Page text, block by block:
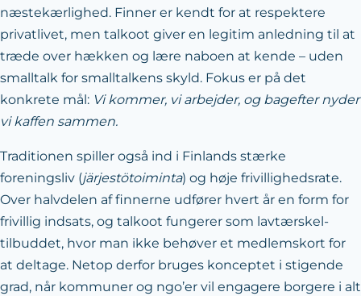
næstekærlighed. Finner er kendt for at respektere
privatlivet, men talkoot giver en legitim anledning til at
træde over hækken og lære naboen at kende – uden
smalltalk for smalltalkens skyld. Fokus er på det
konkrete mål: Vi kommer, vi arbejder, og bagefter nyder
vi kaffen sammen.
Traditionen spiller også ind i Finlands stærke
foreningsliv (järjestötoiminta) og høje frivillighedsrate.
Over halvdelen af finnerne udfører hvert år en form for
frivillig indsats, og talkoot fungerer som lavtærskel‐
tilbuddet, hvor man ikke behøver et medlemskort for
at deltage. Netop derfor bruges konceptet i stigende
grad, når kommuner og ngo’er vil engagere borgere i alt